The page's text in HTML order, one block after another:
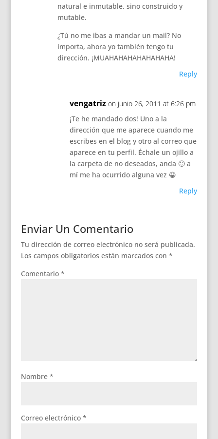
natural e inmutable, sino construido y
mutable.
¿Tú no me ibas a mandar un mail? No
importa, ahora yo también tengo tu
dirección. ¡MUAHAHAHAHAHAHAHA!
Reply
vengatriz on junio 26, 2011 at 6:26 pm
¡Te he mandado dos! Uno a la
dirección que me aparece cuando me
escribes en el blog y otro al correo que
aparece en tu perfil. Échale un ojillo a
la carpeta de no deseados, anda 🙂 a
mí me ha ocurrido alguna vez 😀
Reply
Enviar Un Comentario
Tu dirección de correo electrónico no será publicada.
Los campos obligatorios están marcados con *
Comentario *
Nombre *
Correo electrónico *